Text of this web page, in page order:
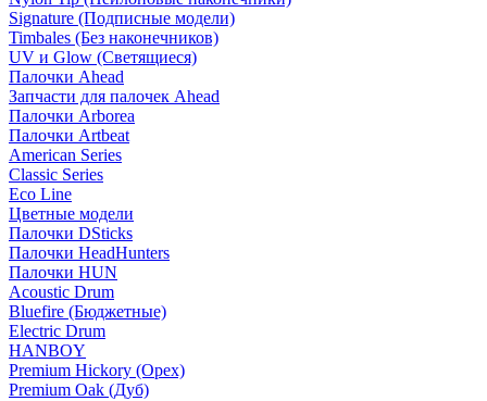
Signature (Подписные модели)
Timbales (Без наконечников)
UV и Glow (Светящиеся)
Палочки Ahead
Запчасти для палочек Ahead
Палочки Arborea
Палочки Artbeat
American Series
Classic Series
Eco Line
Цветные модели
Палочки DSticks
Палочки HeadHunters
Палочки HUN
Acoustic Drum
Bluefire (Бюджетные)
Electric Drum
HANBOY
Premium Hickory (Орех)
Premium Oak (Дуб)